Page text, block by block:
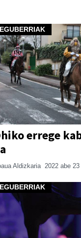
errege
Aldizkaria 2022 abe 23